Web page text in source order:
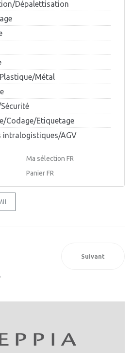
Dépalettisation
Métal
Codage/Etiquetage
intralogistiques/AGV
Ma sélection FR
Panier FR
Suivant